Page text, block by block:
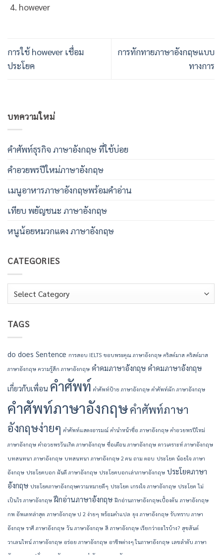
however
การใช้ however เชื่อม
ประโยค
การทักทายภาษาอังกฤษแบบ
ทางการ
บทความใหม่
คําศัพท์ธุรกิจ ภาษาอังกฤษ ที่ใช้บ่อย
คําอวยพรปีใหม่ภาษาอังกฤษ
เมนูอาหารภาษาอังกฤษพร้อมคําอ่าน
เทียบ พยัญชนะ ภาษาอังกฤษ
หนูน้อยหมวกแดง ภาษาอังกฤษ
CATEGORIES
Categories
TAGS
do does Sentence การสอบ IELTS ขอบพระคุณ ภาษาอังกฤษ คริสต์มาส คริสต์มาส
ภาษาอังกฤษ ความรู้สึก ภาษาอังกฤษ คำคมภาษาอังกฤษ คำคมภาษาอังกฤษ
เกี่ยวกับเพื่อน คำศัพท์ คำศัพท์ป้าย ภาษาอังกฤษ คำศัพท์ผัก ภาษาอังกฤษ
คำศัพท์ภาษาอังกฤษคำศัพท์ภาษา
อังกฤษง่ายๆ คำศัพท์แสดงอารมณ์ คํานําหน้าชื่อ ภาษาอังกฤษ คําอวยพรปีใหม่
ภาษาอังกฤษ คําอวยพรวันเกิด ภาษาอังกฤษ ชื่อเดือน ภาษาอังกฤษ ดาวเคราะห์ ภาษาอังกฤษ
บทสนทนา ภาษาอังกฤษ บทสนทนา ภาษาอังกฤษ 2 คน ถาม ตอบ ประโยค น้อยใจ ภาษา
อังกฤษ ประโยคบอก ฝันดี ภาษาอังกฤษ ประโยคบอกเล่าภาษาอังกฤษ ประโยคภาษา
อังกฤษ ประโยคภาษาอังกฤษความหมายดีๆ ประโยค เกรงใจ ภาษาอังกฤษ ประโยค ไม่
เป็นไร ภาษาอังกฤษ ฝึกอ่านภาษาอังกฤษ ฝึกอ่านภาษาอังกฤษเบื้องต้น ภาษาอังกฤษ
กพ อัพเดทล่าสุด ภาษาอังกฤษ ป 2 ง่ายๆ พร้อมคำแปล ยุง ภาษาอังกฤษ รับทราบ ภาษา
อังกฤษ ราศี ภาษาอังกฤษ วัน ภาษาอังกฤษ สี ภาษาอังกฤษ เรียกว่าอะไรบ้าง? สุขสันต์
วาเลนไทน์ ภาษาอังกฤษ อร่อย ภาษาอังกฤษ อาชีพต่างๆ ในภาษาอังกฤษ เลขลำดับ ภาษา